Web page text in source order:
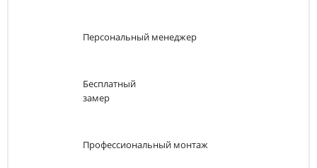
Персональный менеджер
Бесплатный
замер
Профессиональный монтаж